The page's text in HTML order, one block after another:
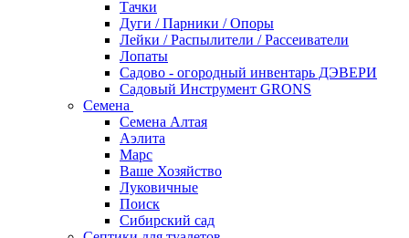
Тачки
Дуги / Парники / Опоры
Лейки / Распылители / Рассеиватели
Лопаты
Садово - огородный инвентарь ДЭВЕРИ
Садовый Инструмент GRONS
Семена
Семена Алтая
Аэлита
Марс
Ваше Хозяйство
Луковичные
Поиск
Сибирский сад